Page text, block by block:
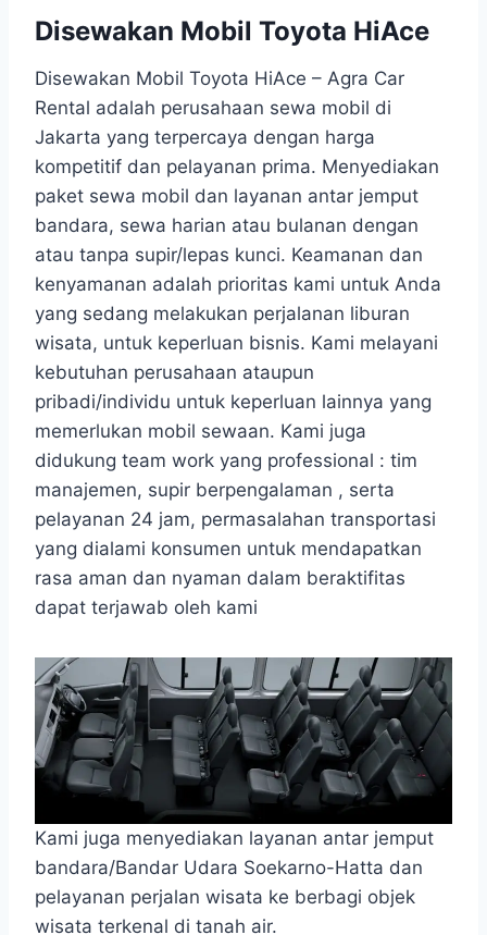
Disewakan Mobil Toyota HiAce
Disewakan Mobil Toyota HiAce – Agra Car
Rental adalah perusahaan sewa mobil di
Jakarta yang terpercaya dengan harga
kompetitif dan pelayanan prima. Menyediakan
paket sewa mobil dan layanan antar jemput
bandara, sewa harian atau bulanan dengan
atau tanpa supir/lepas kunci. Keamanan dan
kenyamanan adalah prioritas kami untuk Anda
yang sedang melakukan perjalanan liburan
wisata, untuk keperluan bisnis. Kami melayani
kebutuhan perusahaan ataupun
pribadi/individu untuk keperluan lainnya yang
memerlukan mobil sewaan. Kami juga
didukung team work yang professional : tim
manajemen, supir berpengalaman , serta
pelayanan 24 jam, permasalahan transportasi
yang dialami konsumen untuk mendapatkan
rasa aman dan nyaman dalam beraktifitas
dapat terjawab oleh kami
Kami juga menyediakan layanan antar jemput
bandara/Bandar Udara Soekarno-Hatta dan
pelayanan perjalan wisata ke berbagi objek
wisata terkenal di tanah air.